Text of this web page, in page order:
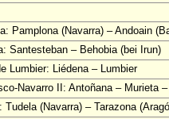
Pamplona (Navarra) – Andoain
Santesteban – Behobia (bei Irun)
Lumbier: Liédena – Lumbier
Navarro II: Antoñana – Murieta
Tudela (Navarra) – Tarazona